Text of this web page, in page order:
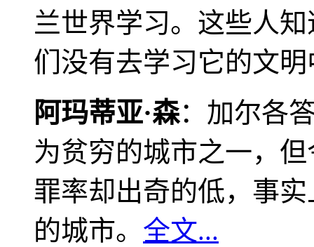
兰世界学习。这些人
们没有去学习它的文
阿玛蒂亚·森：加尔各
为贫穷的城市之一，
罪率却出奇的低，事
的城市。 全文...